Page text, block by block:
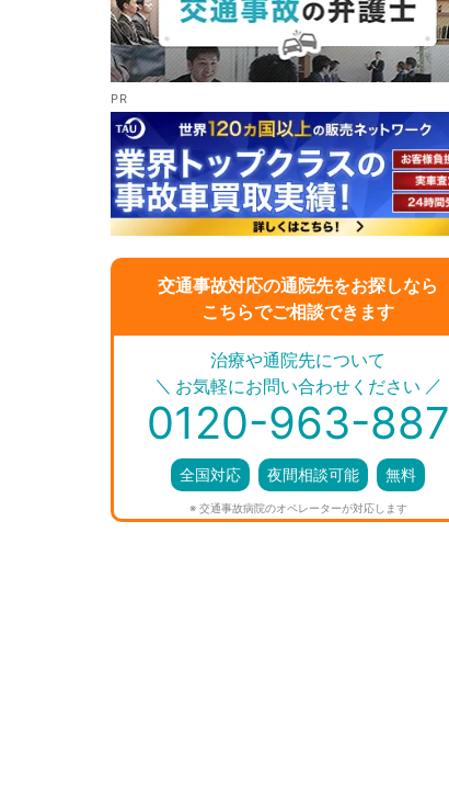
交通事故対応の通院先をお探しなら
こちらでご相談できます
＼ ／
治療や通院先について
お気軽にお問い合わせください
0120-963-887
全国対応 夜間相談可能 無料
※ 交通事故病院のオペレーターが対応します